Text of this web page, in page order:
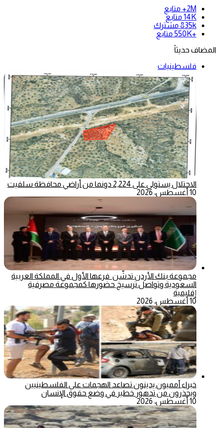
2M+
متابع
14K متابع
835k مشترك
+550K
متابع
المضاف حديثاً
فلسطينيات
الاحتلال يستولي على 2,224 دونما من أراضي محافظة سلفيت
10 أغسطس، 2026
مجموعة بنك الأردن تدشّن فرعها الأول في المملكة العربية
السعودية وتواصل ترسيخ حضورها كمجموعة مصرفية
إقليمية
10 أغسطس، 2026
خبراء أمميون يدينون تصاعد الهجمات على الفلسطينيين
ويحذرون من تدهور خطير في وضع حقوق الإنسان
10 أغسطس، 2026